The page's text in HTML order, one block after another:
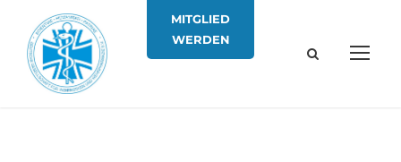
MITGLIED
WERDEN